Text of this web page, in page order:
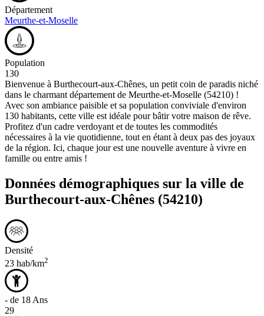
Département
Meurthe-et-Moselle
Population
130
Bienvenue à Burthecourt-aux-Chênes, un petit coin de paradis niché
dans le charmant département de Meurthe-et-Moselle (54210) !
Avec son ambiance paisible et sa population conviviale d'environ
130 habitants, cette ville est idéale pour bâtir votre maison de rêve.
Profitez d'un cadre verdoyant et de toutes les commodités
nécessaires à la vie quotidienne, tout en étant à deux pas des joyaux
de la région. Ici, chaque jour est une nouvelle aventure à vivre en
famille ou entre amis !
Données démographiques sur la ville de
Burthecourt-aux-Chênes (54210)
Densité
23 hab/km2
- de 18 Ans
29